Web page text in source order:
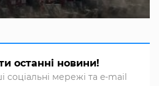
останні новини!
соціальні мережі та e-mail